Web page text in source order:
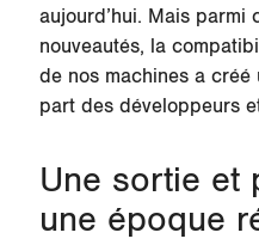
aujourd’hui. Mais parmi
nouveautés, la
de nos machines a
part des développeurs
Une sortie et
une époque